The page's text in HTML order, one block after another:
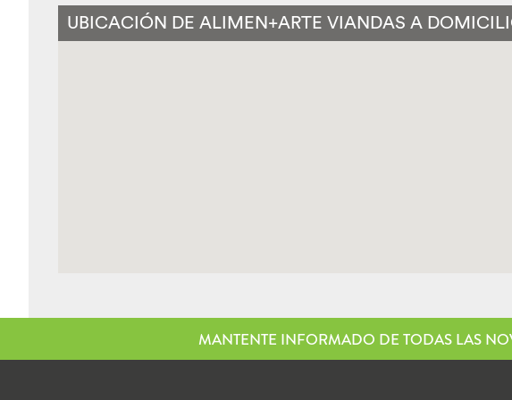
UBICACIÓN DE ALIMEN+ARTE VIANDAS A
MANTENTE INFORMADO DE TODAS LAS